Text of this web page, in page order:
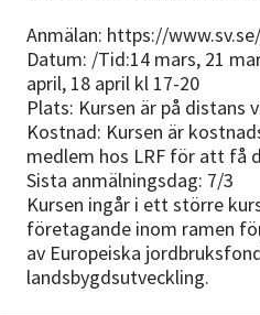
Anmälan: https://
Datum: /Tid:14 mars, 21
april, 18 april kl 17-20
Plats: Kursen är på distans
Kostnad: Kursen är
medlem hos LRF för att få
Sista anmälningsdag: 7/3
Kursen ingår i ett större
företagande inom ramen
av Europeiska
landsbygdsutveckling.